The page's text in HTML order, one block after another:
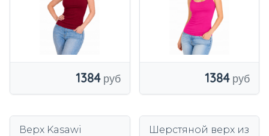
1384 1384
Верх Kasawi
Шерстяной верх из